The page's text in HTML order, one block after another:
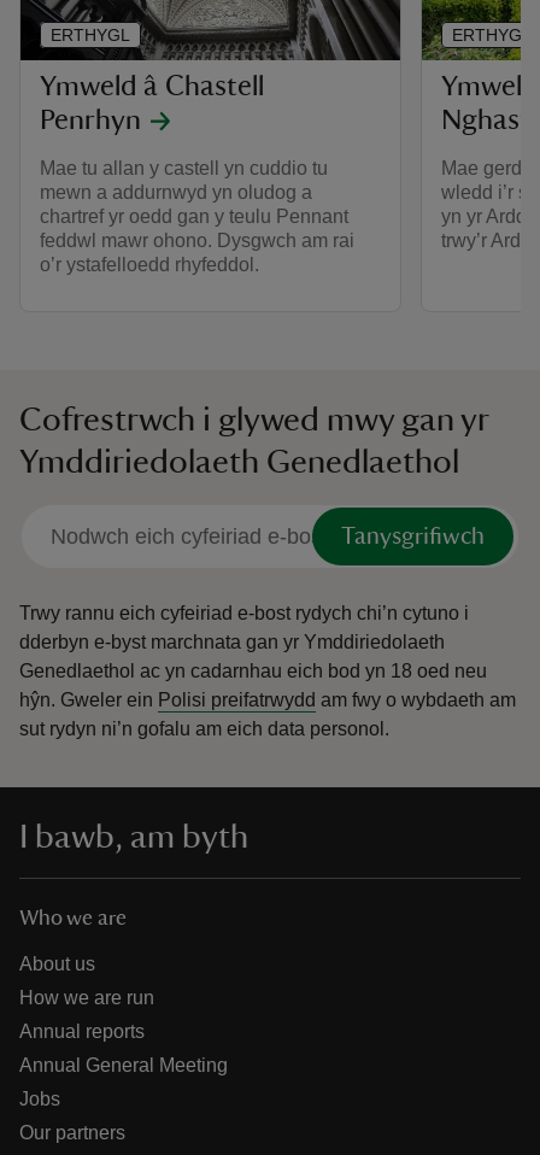
Ymweld â Chastell
Penrhyn
Mae tu allan y castell yn cuddio tu
mewn a addurnwyd yn oludog a
chartref yr oedd gan y teulu Pennant
feddwl mawr ohono. Dysgwch am rai
o’r ystafelloedd rhyfeddol.
ERTHYGL
Mae
wledd i’r
yn yr Ardd
trwy’r
ERTHYGL
Cofrestrwch i glywed mwy gan yr
Ymddiriedolaeth Genedlaethol
Tanysgrifiwch
Trwy rannu eich cyfeiriad e-bost rydych chi’n cytuno i
dderbyn e-byst marchnata gan yr Ymddiriedolaeth
Genedlaethol ac yn cadarnhau eich bod yn 18 oed neu
hŷn. Gweler ein Polisi preifatrwydd am fwy o wybdaeth am
sut rydyn ni’n gofalu am eich data personol.
I bawb, am byth
Who we are
About us
How we are run
Annual reports
Annual General Meeting
Jobs
Our partners